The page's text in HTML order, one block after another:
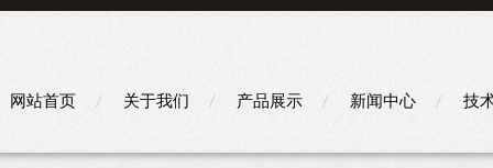
网站首页 关于我们 产品展示 新闻中心 技